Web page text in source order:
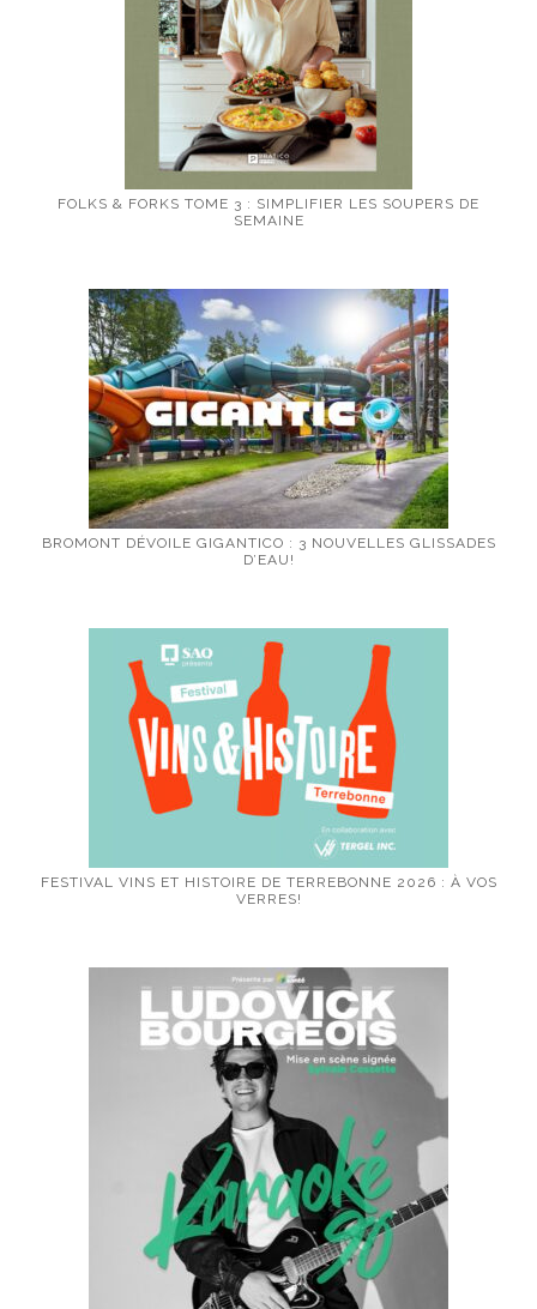
FOLKS & FORKS TOME 3 : SIMPLIFIER LES SOUPERS DE
SEMAINE
BROMONT DÉVOILE GIGANTICO : 3 NOUVELLES GLISSADES
D’EAU!
FESTIVAL VINS ET HISTOIRE DE TERREBONNE 2026 : À VOS
VERRES!